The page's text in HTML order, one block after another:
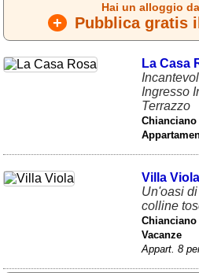
Hai un alloggio
+ Pubblica gratis
La Casa
Ingresso
Terrazzo
Chianciano
Villa Viola
Un'oasi
colline
Chianciano
Vacanze
Appart. 8
Campania (364)
Emilia - Romagna(227)
Friuli - Venezia Giulia
Marche(242)